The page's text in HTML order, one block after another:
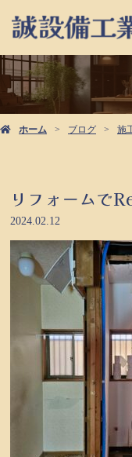
ホーム ブログ 施
リフォームで
2024.02.12